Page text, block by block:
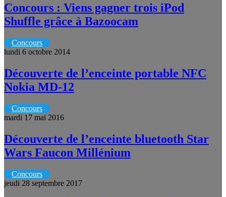
Concours : Viens gagner trois iPod
Shuffle grâce à Bazoocam
Concours
lundi 6 octobre 2014
Découverte de l’enceinte portable NFC
Nokia MD-12
Concours
mardi 17 mai 2016
Découverte de l’enceinte bluetooth Star
Wars Faucon Millénium
Concours
jeudi 28 septembre 2017